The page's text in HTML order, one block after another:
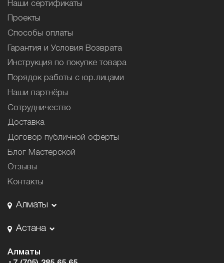
Наши сертификаты
Проекты
Способы оплаты
Гарантия и Условия Возврата
Инструкция по покупке товара
Порядок работы с юр.лицами
Наши партнёры
Сотрудничество
Доставка
Договор публичной оферты
Блог Мастерской
Отзывы
Контакты
Алматы
Астана
Алматы